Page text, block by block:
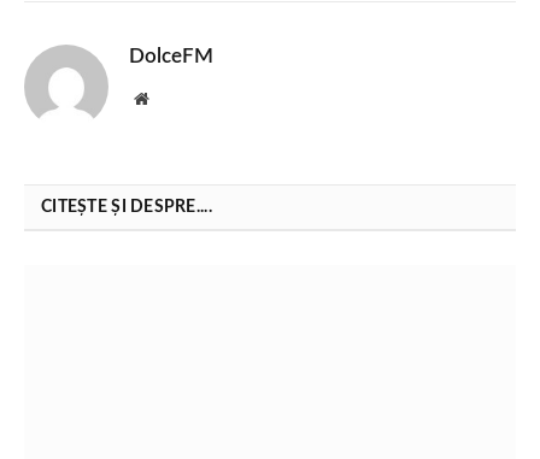
DolceFM
Website
CITEȘTE ȘI DESPRE....